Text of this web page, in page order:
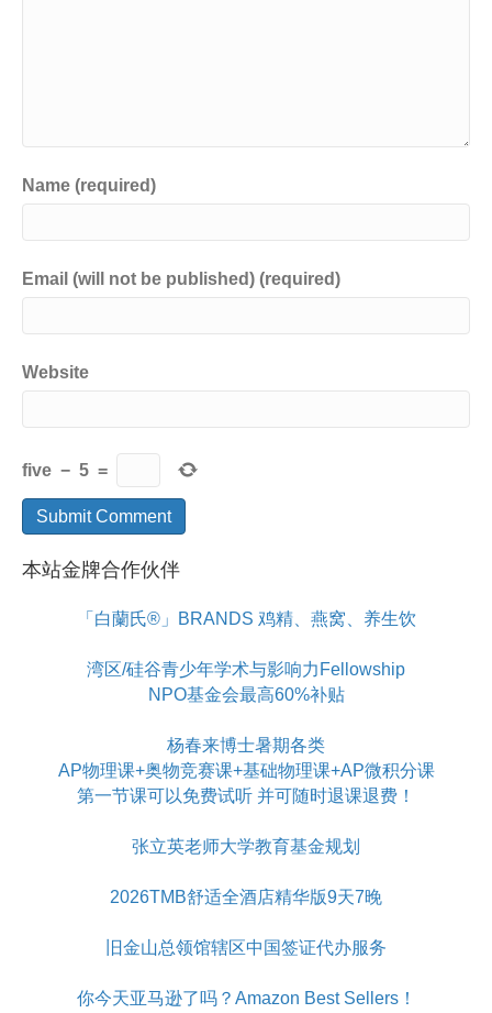
Name (required)
Email (will not be published) (required)
Website
five − 5 =
本站金牌合作伙伴
「白蘭氏®」BRANDS 鸡精、燕窝、养生饮
湾区/硅谷青少年学术与影响力Fellowship
NPO基金会最高60%补贴
杨春来博士暑期各类
AP物理课+奥物竞赛课+基础物理课+AP微积分课
第一节课可以免费试听 并可随时退课退费！
张立英老师大学教育基金规划
2026TMB舒适全酒店精华版9天7晚
旧金山总领馆辖区中国签证代办服务
你今天亚马逊了吗？Amazon Best Sellers！